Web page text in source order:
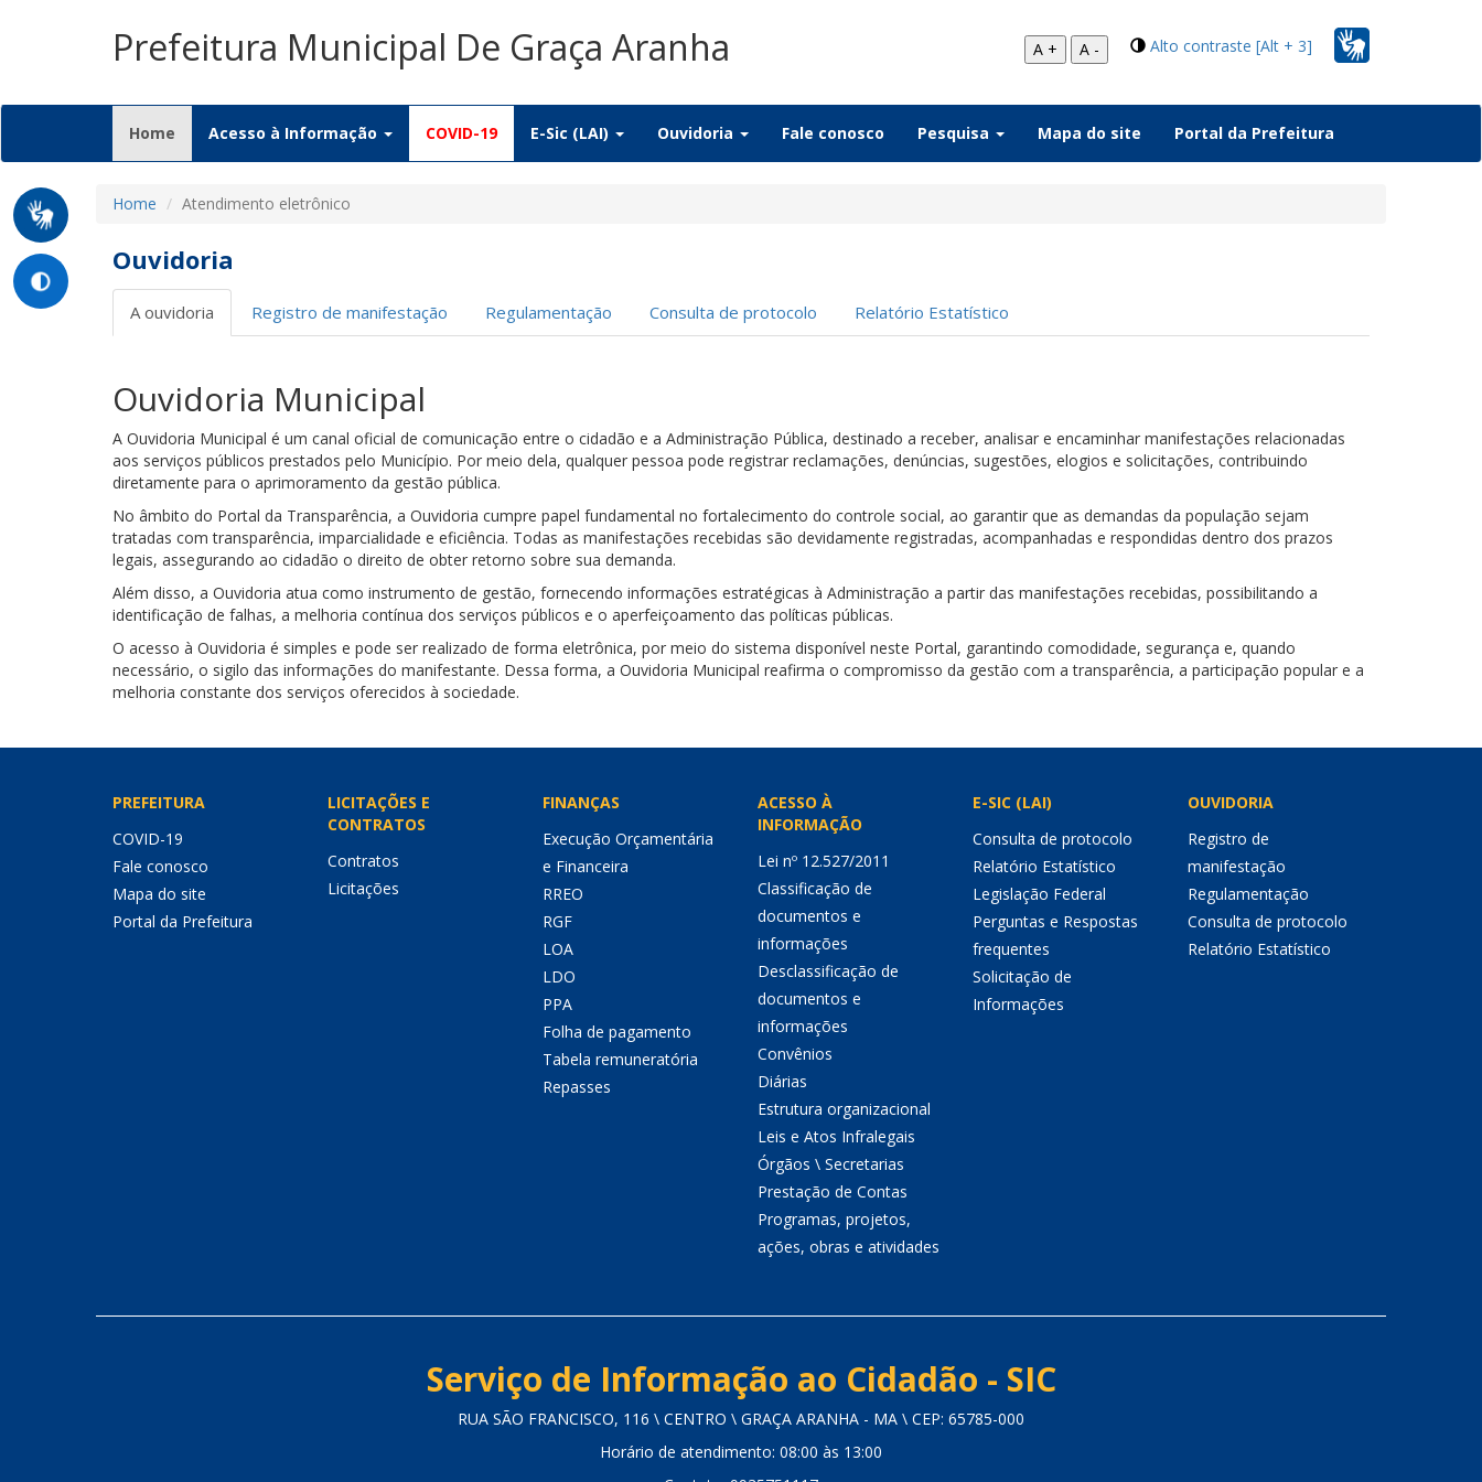
Prefeitura Municipal De Graça Aranha Alto contraste [Alt + 3]
A + A -
Home (current)
Acesso à Informação COVID-19 E-Sic (LAI) Ouvidoria Fale conosco Pesquisa Mapa do site Portal da Prefeitura
Home Atendimento eletrônico
Ouvidoria
A ouvidoria Registro de manifestação Regulamentação Consulta de protocolo Relatório Estatístico
Ouvidoria Municipal
A Ouvidoria Municipal é um canal oficial de comunicação entre o cidadão e a Administração Pública, destinado a receber, analisar e encaminhar manifestações relacionadas
aos serviços públicos prestados pelo Município. Por meio dela, qualquer pessoa pode registrar reclamações, denúncias, sugestões, elogios e solicitações, contribuindo
diretamente para o aprimoramento da gestão pública.
No âmbito do Portal da Transparência, a Ouvidoria cumpre papel fundamental no fortalecimento do controle social, ao garantir que as demandas da população sejam
tratadas com transparência, imparcialidade e eficiência. Todas as manifestações recebidas são devidamente registradas, acompanhadas e respondidas dentro dos prazos
legais, assegurando ao cidadão o direito de obter retorno sobre sua demanda.
Além disso, a Ouvidoria atua como instrumento de gestão, fornecendo informações estratégicas à Administração a partir das manifestações recebidas, possibilitando a
identificação de falhas, a melhoria contínua dos serviços públicos e o aperfeiçoamento das políticas públicas.
O acesso à Ouvidoria é simples e pode ser realizado de forma eletrônica, por meio do sistema disponível neste Portal, garantindo comodidade, segurança e, quando
necessário, o sigilo das informações do manifestante. Dessa forma, a Ouvidoria Municipal reafirma o compromisso da gestão com a transparência, a participação popular e a
melhoria constante dos serviços oferecidos à sociedade.
PREFEITURA
COVID-19
Fale conosco
Mapa do site
Portal da Prefeitura
LICITAÇÕES E
CONTRATOS
Contratos
Licitações
FINANÇAS
Execução Orçamentária
e Financeira
RREO
RGF
LOA
LDO
PPA
Folha de pagamento
Tabela remuneratória
Repasses
ACESSO À
INFORMAÇÃO
Lei nº 12.527/2011
Classificação de
documentos e
informações
Desclassificação de
documentos e
informações
Convênios
Diárias
Estrutura organizacional
Leis e Atos Infralegais
Órgãos \ Secretarias
Prestação de Contas
Programas, projetos,
ações, obras e atividades
E-SIC (LAI)
Consulta de protocolo
Relatório Estatístico
Legislação Federal
Perguntas e Respostas
frequentes
Solicitação de
Informações
OUVIDORIA
Registro de
manifestação
Regulamentação
Consulta de protocolo
Relatório Estatístico
Serviço de Informação ao Cidadão - SIC
RUA SÃO FRANCISCO, 116 \ CENTRO \ GRAÇA ARANHA - MA \ CEP: 65785-000
Horário de atendimento: 08:00 às 13:00